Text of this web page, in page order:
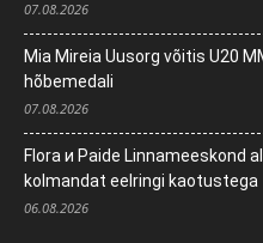
07.08.2026
Mia Mireia Uusorg võitis U20
hõbemedali
07.08.2026
Flora и Paide Linnameeskond
kolmandat eelringi kaotustega
06.08.2026